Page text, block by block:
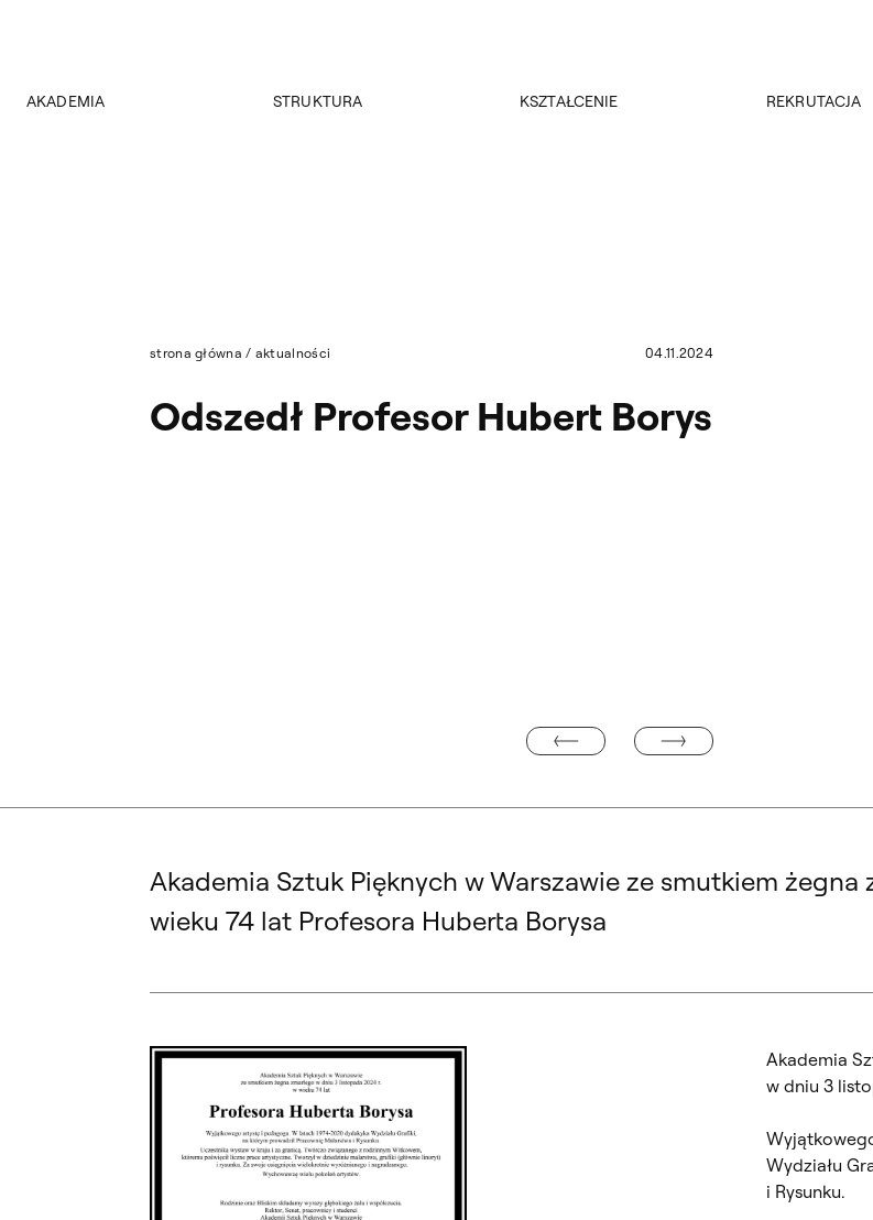
AKADEMIA STRUKTURA KSZTAŁCENIE REKRUTACJA
strona główna / aktualności 04.11.2024
Odszedł Profesor Hubert Borys
BŁAŻEJ OSTOJA LNISKI: „PEJZAŻ”. WERNISAŻ WYSTAWY W SALONIE GOLDENMARK
MENEDŻER OPIEKI I KONSERWACJI
Akademia Sztuk Pięknych w Warszawie ze smutkiem
wieku 74 lat Profesora Huberta Borysa
Akademia
w dniu 3
Wydziału
i Rysunku.